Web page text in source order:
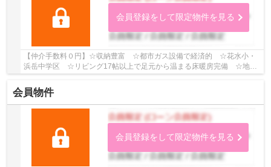
会員登録をして限定物件を見る
【仲介手数料０円】☆収納豊富 ☆都市ガス設備で経済的 ☆花水小・
浜岳中学区 ☆リビング17帖以上で足元から温まる床暖房完備 ☆地盤
保証20年 ☆スーパー・コンビニ・ドラックストアも...
会員物件
会員登録をして限定物件を見る